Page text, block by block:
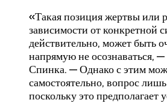
«Такая позиция жертвы или
зависимости от конкретной
действительно, может быть
напрямую не осознаваться,
Спинка. — Однако с этим
самостоятельно, вопрос
поскольку это предполагает